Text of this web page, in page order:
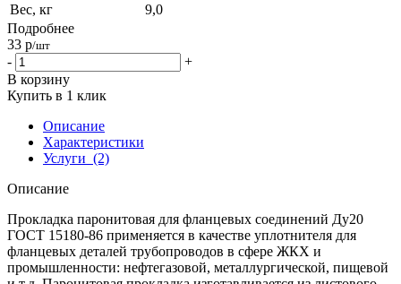
Вес, кг
9,0
Подробнее
33 р/шт
-
+
В корзину
Купить в 1 клик
Описание
Характеристики
Услуги (2)
Описание
Прокладка паронитовая для фланцевых соединений Ду20
ГОСТ 15180-86 применяется в качестве уплотнителя для
фланцевых деталей трубопроводов в сфере ЖКХ и
промышленности: нефтегазовой, металлургической, пищевой